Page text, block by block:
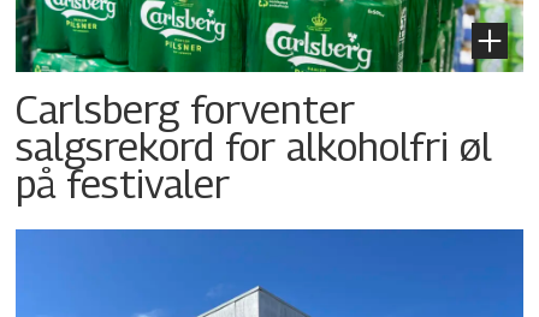
Carlsberg forventer
salgsrekord for alkoholfri øl
på festivaler